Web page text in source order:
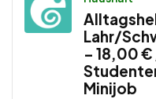
Lahr/
– 18,00
Minijob